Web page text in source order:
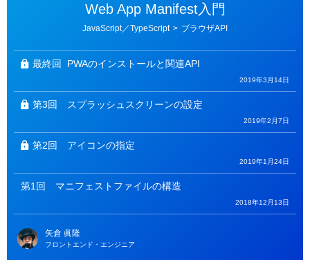
Web App Manifest入門
リ
ー
JavaScript／TypeScript > ブラウザAPI
最終回 PWAのインストールと関連API
2019年3月14日
第3回 スプラッシュスクリーンの設定
2019年2月7日
第2回 アイコンの指定
2019年1月24日
第1回 マニフェストファイルの構造
2018年12月13日
矢倉 眞隆
フロントエンド・エンジニア